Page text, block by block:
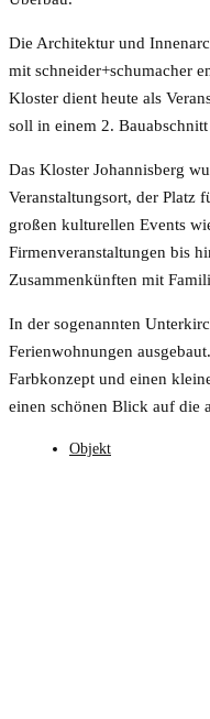
Die Architektur und
mit schneider+schumacher
Kloster dient heute als
soll in einem 2.
Das Kloster Johannisberg
Veranstaltungsort, der Platz
großen kulturellen Events
Firmenveranstaltungen bis
Zusammenkünften mit
In der sogenannten
Ferienwohnungen
Farbkonzept und einen
einen schönen Blick auf die
Objekt